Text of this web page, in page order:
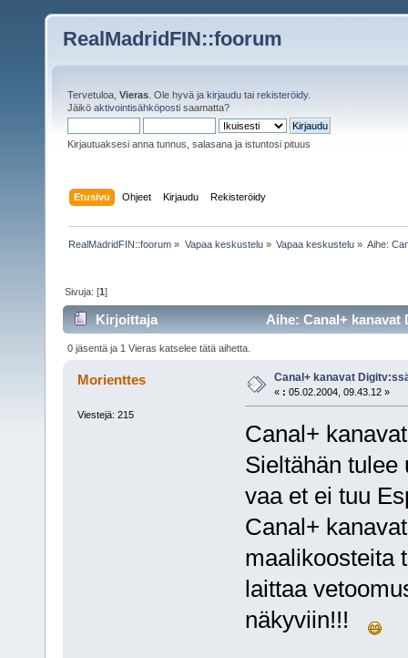
RealMadridFIN::foorum
Tervetuloa, Vieras . Ole hyvä ja kirjaudu tai rekisteröidy.
Jäikö aktivointisähköposti saamatta?
Kirjautuaksesi anna tunnus, salasana ja istuntosi pituus
Etusivu Ohjeet Kirjaudu Rekisteröidy
RealMadridFIN::foorum » Vapaa keskustelu» Vapaa keskustelu» Aihe:
Sivuja: [1]
Kirjoittaja Aihe: Canal+ kanavat
0 jäsentä ja 1 Vieras katselee tätä aihetta.
Morienttes
Viestejä: 215
Canal+ kanavat
« : 05.02.2004, 09.43.12 »
Canal+
Sieltähän
vaa et ei tuu
Canal+
maalikoosteita
laittaa
näkyviin!!!